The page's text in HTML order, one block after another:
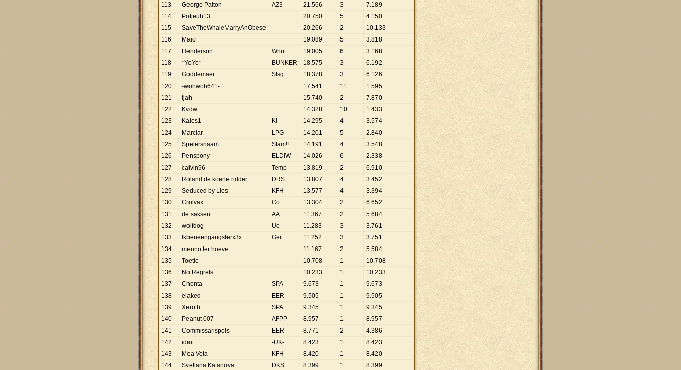
113
George Patton AZ3 21.566 3 7.189
114
Potjeuh13 20.750 5 4.150
115
SaveTheWhaleMarryAnObese 20.266 2 10.133
116
Maio 19.089 5 3.818
117
Henderson Whut 19.005 6 3.168
118
*YoYo* BUNKER 18.575 3 6.192
119
Goddemaer Sfsg 18.378 3 6.126
120
-wohwoh641- 17.541 11 1.595
121
tjah 15.740 2 7.870
122
Kvdw 14.328 10 1.433
123
Kales1 Kl 14.295 4 3.574
124
Marclar LPG 14.201 5 2.840
125
Spelersnaam Stam!! 14.191 4 3.548
126
Penspony ELDIW 14.026 6 2.338
127
calvin96 Temp 13.819 2 6.910
128
Roland de koene ridder DRS 13.807 4 3.452
129
Seduced by Lies KFH 13.577 4 3.394
130
Crolvax Co 13.304 2 6.652
131
de saksen AA 11.367 2 5.684
132
wolfdog Ue 11.283 3 3.761
133
Ikbeneengangsterx3x Geit 11.252 3 3.751
134
menno ter hoeve 11.167 2 5.584
135
Toetie 10.708 1 10.708
136
No Regrets 10.233 1 10.233
137
Chenta SPA 9.673 1 9.673
138
elaked EER 9.505 1 9.505
139
Xeroth SPA 9.345 1 9.345
140
Peanut 007 AFPP 8.957 1 8.957
141
Commissarispols EER 8.771 2 4.386
142
idiot -UK- 8.423 1 8.423
143
Mea Vota KFH 8.420 1 8.420
144
Svetlana Katanova DKS 8.399 1 8.399